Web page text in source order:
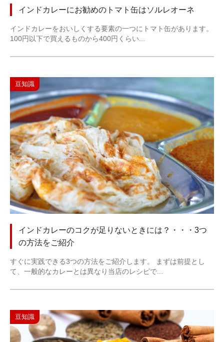
インドカレーにお勧めのトマト缶はソルレオーネ
インドカレーをおいしくする要素の一つにトマト缶があります。
100円以下で買えるものから400円くらい...
豆知識
インドカレーのコクが足りないときには？・・・3つ
の方法をご紹介
すぐに実践できる3つの方法をご紹介します。 まずは前提とし
て、一般的なカレーとは異なり当店のレシピで...
豆知識